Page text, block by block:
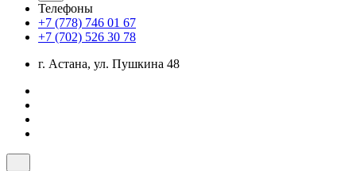
Телефоны
+7 (778) 746 01 67
+7 (702) 526 30 78
г. Астана, ул. Пушкина 48